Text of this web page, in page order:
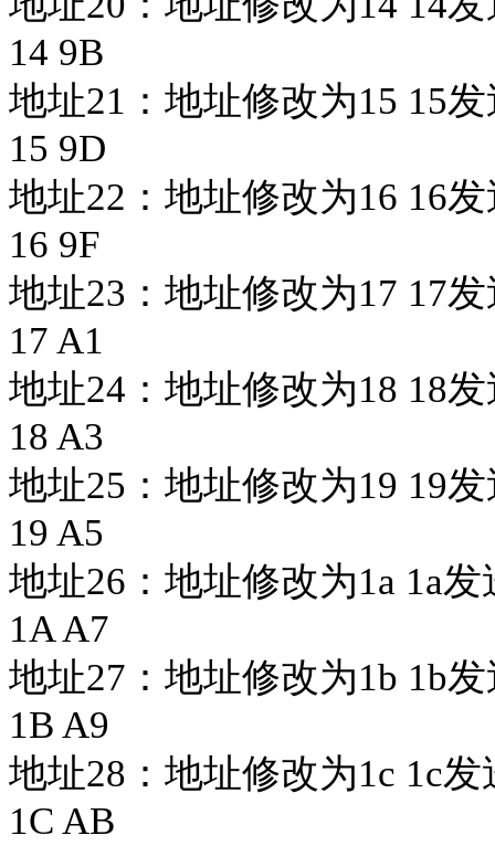
14 9B
地址21： 地址修改为15 15
15 9D
地址22： 地址修改为16 16
16 9F
地址23： 地址修改为17 17
17 A1
地址24： 地址修改为18 18
18 A3
地址25： 地址修改为19 19
19 A5
地址26： 地址修改为1a 1a
1A A7
地址27： 地址修改为1b 1b
1B A9
地址28： 地址修改为1c 1c发
1C AB